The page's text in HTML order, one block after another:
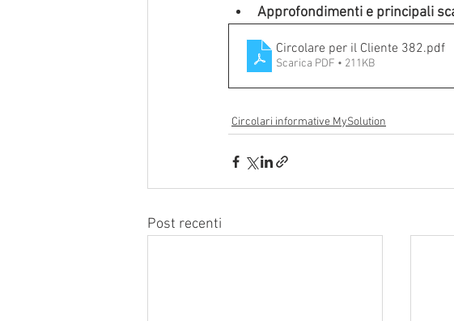
Approfondimenti e principali
Circolare per il Cliente 382.pdf
Scarica PDF • 211KB
Circolari informative MySolution
Post recenti